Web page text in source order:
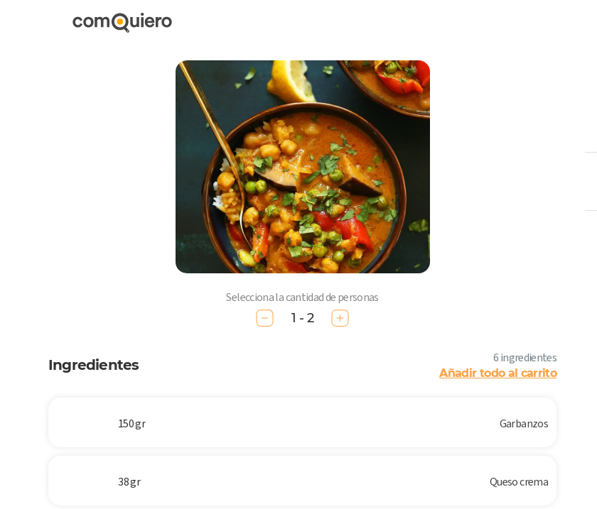
Selecciona la cantidad de personas
1 - 2
Ingredientes 6 ingredientes
Añadir todo al carrito
150 gr Garbanzos
38 gr Queso crema